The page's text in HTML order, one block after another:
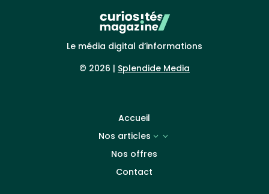
Le média digital d’informations
© 2026 | Splendide Media
Accueil
Nos articles
3
Nos offres
Contact